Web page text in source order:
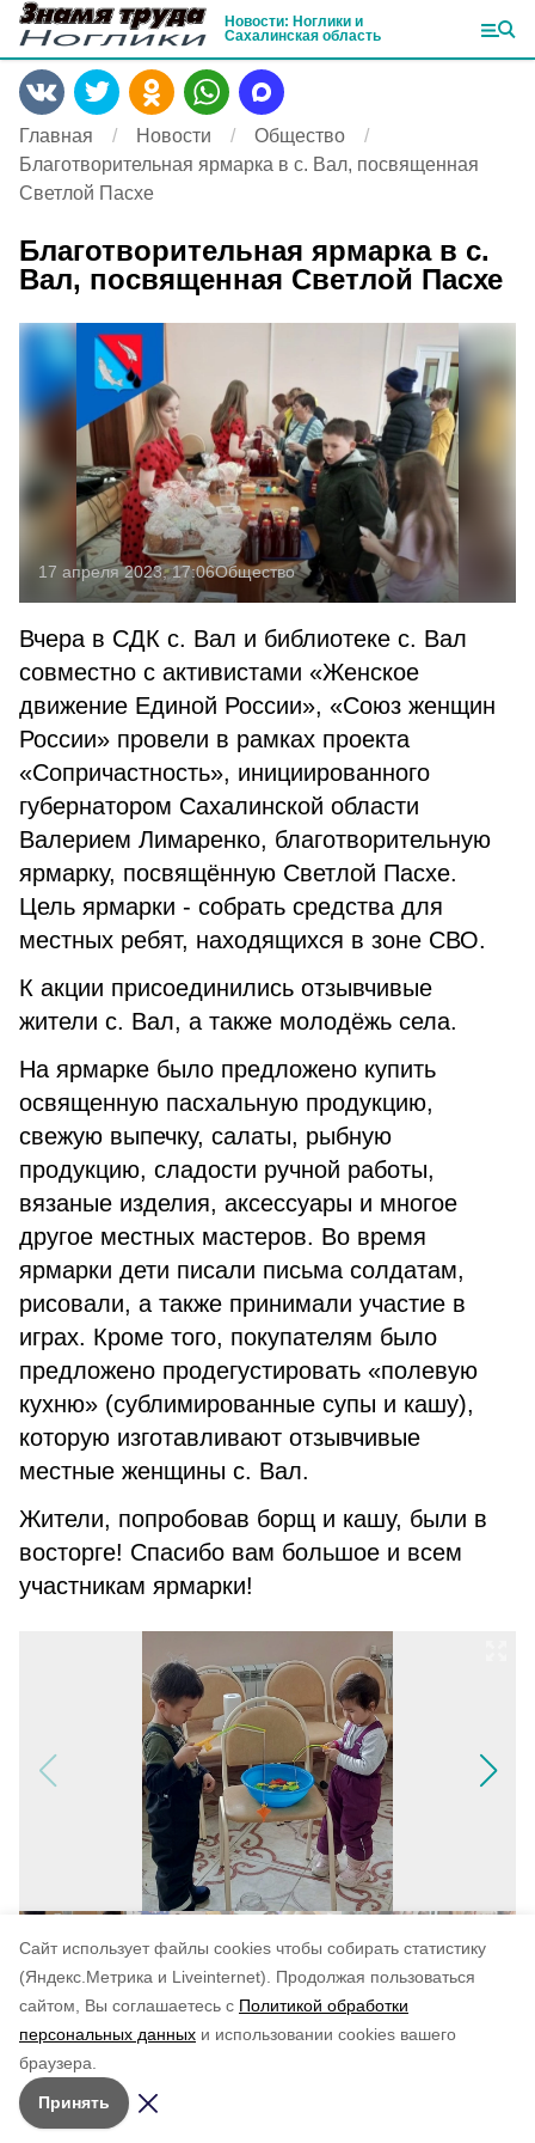
Cайт использует файлы cookies чтобы собирать статистику
(Яндекс.Метрика и Liveinternet).
Продолжая пользоваться
сайтом, Вы соглашаетесь с Политикой обработки
персональных данных и использовании cookies вашего
браузера.
Принять
Новости: Ноглики и
Сахалинская область
Главная Новости
Общество
Благотворительная ярмарка в с. Вал, посвященная
Светлой Пасхе
Благотворительная ярмарка в с.
Вал, посвященная Светлой Пасхе
17 апреля 2023, 17:06Общество
Вчера в СДК с. Вал и библиотеке с. Вал
совместно с активистами «Женское
движение Единой России», «Союз женщин
России» провели в рамках проекта
«Сопричастность», инициированного
губернатором Сахалинской области
Валерием Лимаренко, благотворительную
ярмарку, посвящённую Светлой Пасхе.
Цель ярмарки - собрать средства для
местных ребят, находящихся в зоне СВО.
К акции присоединились отзывчивые
жители с. Вал, а также молодёжь села.
На ярмарке было предложено купить
освященную пасхальную продукцию,
свежую выпечку, салаты, рыбную
продукцию, сладости ручной работы,
вязаные изделия, аксессуары и многое
другое местных мастеров. Во время
ярмарки дети писали письма солдатам,
рисовали, а также принимали участие в
играх. Кроме того, покупателям было
предложено продегустировать «полевую
кухню» (сублимированные супы и кашу),
которую изготавливают отзывчивые
местные женщины с. Вал.
Жители, попробовав борщ и кашу, были в
восторге! Спасибо вам большое и всем
участникам ярмарки!
по оценке
5